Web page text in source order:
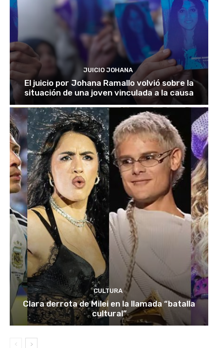
JUICIO JOHANA
El juicio por Johana Ramallo volvió sobre la
situación de una joven vinculada a la causa
CULTURA
Clara derrota de Milei en la llamada “batalla
cultural”